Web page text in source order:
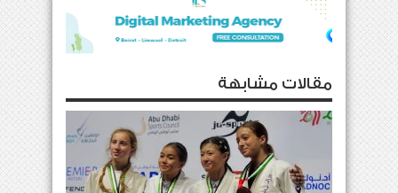
مقالات مشابهة